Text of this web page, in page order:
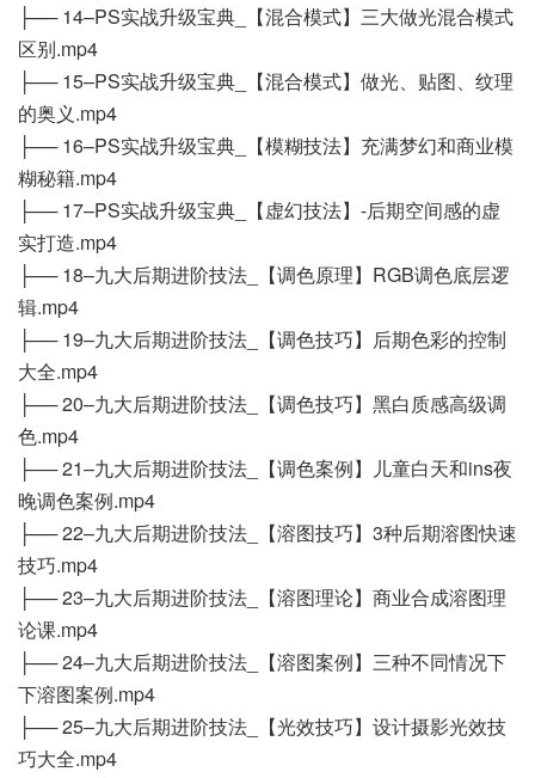
├── 14–PS实战升级宝典_【混合模式】三大做光混合模式
区别.mp4
├── 15–PS实战升级宝典_【混合模式】做光、贴图、纹理
的奥义.mp4
├── 16–PS实战升级宝典_【模糊技法】充满梦幻和商业模
糊秘籍.mp4
├── 17–PS实战升级宝典_【虚幻技法】-后期空间感的虚
实打造.mp4
├── 18–九大后期进阶技法_【调色原理】RGB调色底层逻
辑.mp4
├── 19–九大后期进阶技法_【调色技巧】后期色彩的控制
大全.mp4
├── 20–九大后期进阶技法_【调色技巧】黑白质感高级调
色.mp4
├── 21–九大后期进阶技法_【调色案例】儿童白天和ins夜
晚调色案例.mp4
├── 22–九大后期进阶技法_【溶图技巧】3种后期溶图快速
技巧.mp4
├── 23–九大后期进阶技法_【溶图理论】商业合成溶图理
论课.mp4
├── 24–九大后期进阶技法_【溶图案例】三种不同情况下
下溶图案例.mp4
├── 25–九大后期进阶技法_【光效技巧】设计摄影光效技
巧大全.mp4